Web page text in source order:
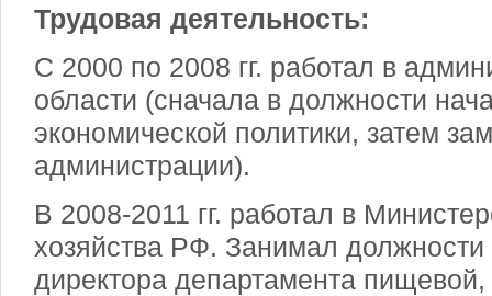
Трудовая деятельность:
С 2000 по 2008 гг. работал в
области (сначала в должности
экономической политики, затем
администрации).
В 2008-2011 гг. работал в
хозяйства РФ. Занимал должности
директора департамента